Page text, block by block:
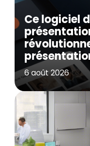
Ce logiciel
6 août 2026